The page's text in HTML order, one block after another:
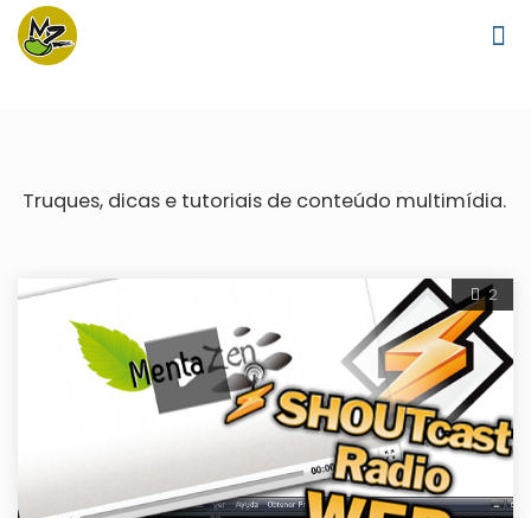
Truques, dicas e tutoriais de conteúdo multimídia.
2